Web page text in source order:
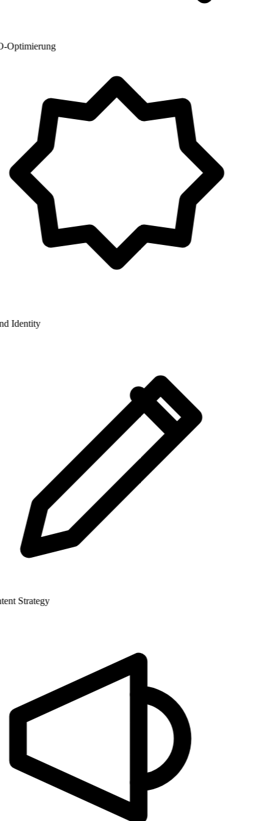
Identity
Strategy